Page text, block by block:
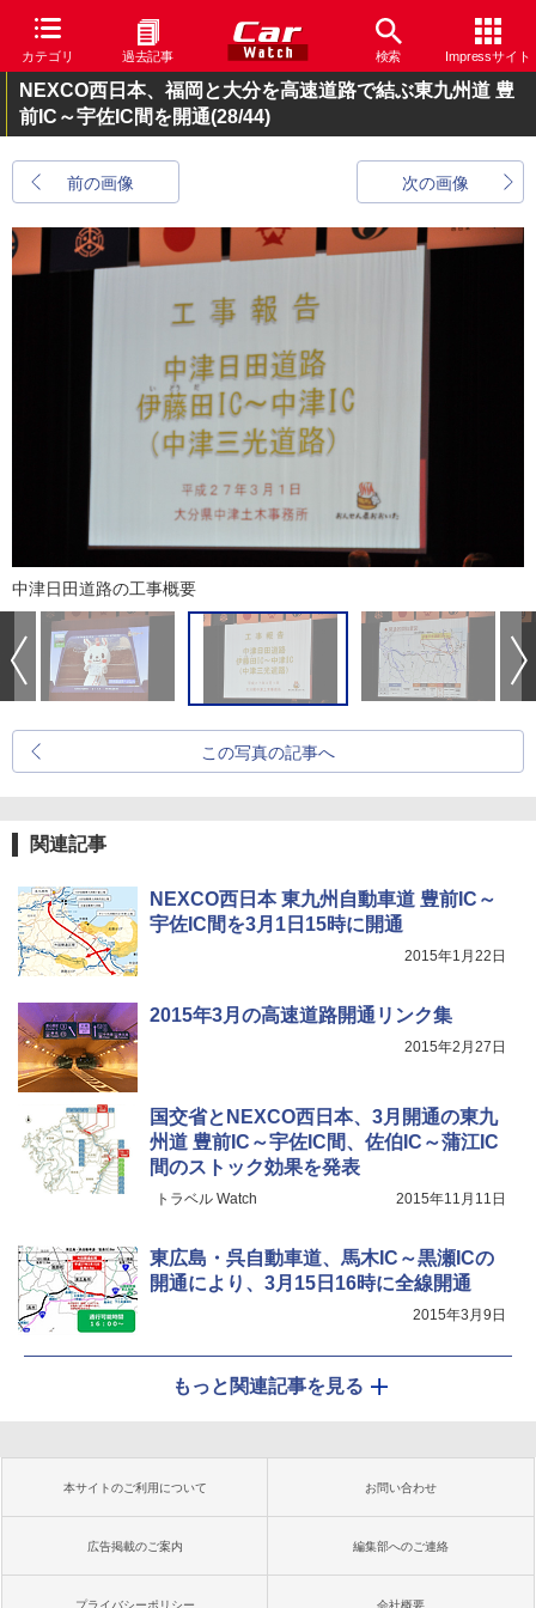
カテゴリ 過去記事 検索 Impressサイト
NEXCO西日本、福岡と大分を高速道路で結ぶ東九州道 豊
前IC～宇佐IC間を開通(28/44)
前の画像 次の画像
中津日田道路の工事概要
この写真の記事へ
関連記事
NEXCO西日本 東九州自動車道 豊前IC～
宇佐IC間を3月1日15時に開通
2015年1月22日
2015年3月の高速道路開通リンク集
2015年2月27日
国交省とNEXCO西日本、3月開通の東九
州道 豊前IC～宇佐IC間、佐伯IC～蒲江IC
間のストック効果を発表
トラベル Watch 2015年11月11日
東広島・呉自動車道、馬木IC～黒瀬ICの
開通により、3月15日16時に全線開通
2015年3月9日
もっと関連記事を見る
本サイトのご利用について お問い合わせ
広告掲載のご案内 編集部へのご連絡